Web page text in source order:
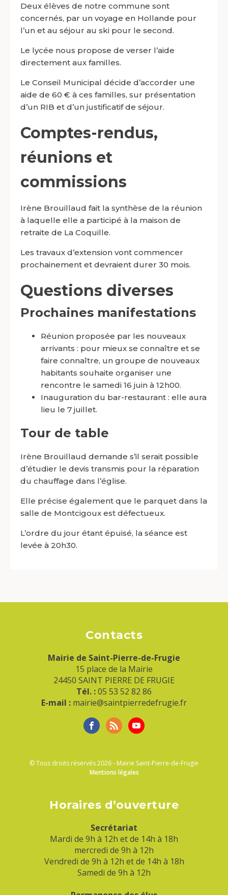
Deux élèves de notre commune sont
concernés, par un voyage en Hollande pour
l’un et au séjour au ski pour le second.
Le lycée nous propose de verser l’aide
directement aux familles.
Le Conseil Municipal décide d’accorder une
aide de 60 € à ces familles, sur présentation
d’un RIB et d’un justificatif de séjour.
Comptes-rendus,
réunions et
commissions
Irène Brouillaud fait la synthèse de la réunion
à laquelle elle a participé à la maison de
retraite de La Coquille.
Les travaux d’extension vont commencer
prochainement et devraient durer 30 mois.
Questions diverses
Prochaines manifestations
Réunion proposée par les nouveaux
arrivants : pour mieux se connaître et se
faire connaître, un groupe de nouveaux
habitants souhaite organiser une
rencontre le samedi 16 juin à 12h00.
Inauguration du bar-restaurant : elle aura
lieu le 7 juillet.
Tour de table
Irène Brouillaud demande s’il serait possible
d’étudier le devis transmis pour la réparation
du chauffage dans l’église.
Elle précise également que le parquet dans la
salle de Montcigoux est défectueux.
L’ordre du jour étant épuisé, la séance est
levée à 20h30.
Contacts
Mairie de Saint-Pierre-de-Frugie
15 place de la Mairie
24450 SAINT PIERRE DE FRUGIE
Tél. :05 53 52 82 86
E-mail : mairie@saintpierredefrugie.fr
© Tous droits réservés 2026 - Mairie Saint-Pierre-de-Frugie
Mentions légales
Horaires d’ouverture
Secrétariat
Mardi de 9h à 12h et de 14h à 18h
mercredi de 9h à 12h
Vendredi de 9h à 12h et de 14h à 18h
Samedi de 9h à 12h